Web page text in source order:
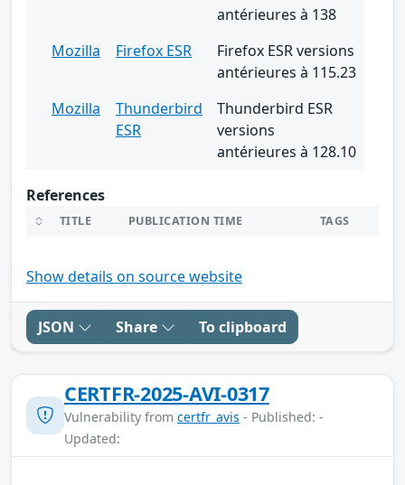
antérieures à 138
Mozilla
Firefox ESR
Firefox ESR versions
antérieures à 115.23
Mozilla
Thunderbird
ESR
Thunderbird ESR
versions
antérieures à 128.10
References
TITLE PUBLICATION TIME TAGS
Show details on source website
JSON Share To clipboard
CERTFR-2025-AVI-0317
Vulnerability from certfr_avis - Published: -
Updated: